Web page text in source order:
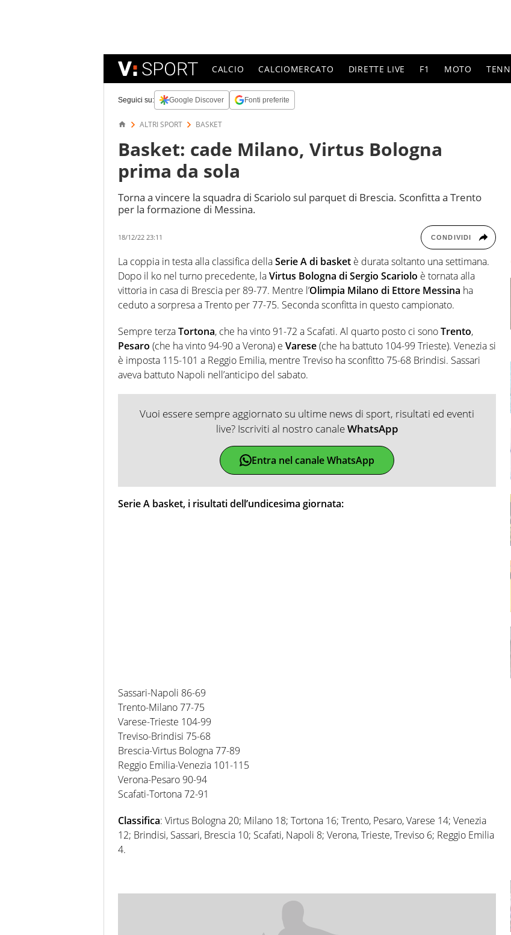
CALCIO CALCIOMERCATO DIRETTE LIVE F1 MOTO
Seguici su: Google Discover Fonti preferite
ALTRI SPORT BASKET
Basket: cade Milano, Virtus Bologna
prima da sola
Torna a vincere la squadra di Scariolo sul parquet di Brescia. Sconfitta a Trento
per la formazione di Messina.
18/12/22 23:11 CONDIVIDI
La coppia in testa alla classifica dellaSerie A di basket è durata soltanto una settimana.
Dopo il ko nel turno precedente, laVirtus Bologna di Sergio Scariolo è tornata alla
vittoria in casa di Brescia per 89-77. Mentre l’Olimpia Milano di Ettore Messina ha
ceduto a sorpresa a Trento per 77-75. Seconda sconfitta in questo campionato.
Sempre terzaTortona, che ha vinto 91-72 a Scafati. Al quarto posto ci sonoTrento,
Pesaro (che ha vinto 94-90 a Verona) e Varese(che ha battuto 104-99 Trieste). Venezia si
è imposta 115-101 a Reggio Emilia, mentre Treviso ha sconfitto 75-68 Brindisi. Sassari
aveva battuto Napoli nell’anticipo del sabato.
Vuoi essere sempre aggiornato su ultime news di sport, risultati ed eventi
live? Iscriviti al nostro canaleWhatsApp
Entra nel canale WhatsApp
Serie A basket, i risultati dell’undicesima giornata:
Sassari-Napoli 86-69
Trento-Milano 77-75
Varese-Trieste 104-99
Treviso-Brindisi 75-68
Brescia-Virtus Bologna 77-89
Reggio Emilia-Venezia 101-115
Verona-Pesaro 90-94
Scafati-Tortona 72-91
Classifica: Virtus Bologna 20; Milano 18; Tortona 16; Trento, Pesaro, Varese 14; Venezia
12; Brindisi, Sassari, Brescia 10; Scafati, Napoli 8; Verona, Trieste, Treviso 6; Reggio Emilia
4.